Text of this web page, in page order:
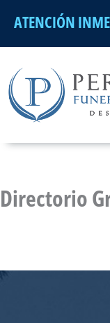
contenido
ATENCIÓN
Directorio